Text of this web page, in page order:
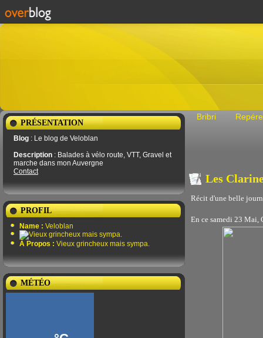
PRÉSENTATION
Blog : Le blog de Veloblan
Description : Balades à vélo route, VTT, Gravel et
marche dans mon Auvergne
Contact
PROFIL
Name : Veloblan
À Propos : Vieux grincheux mais sympa.
MÉTÉO
Bribri
Les
Récit d'une belle
En ce samedi 23